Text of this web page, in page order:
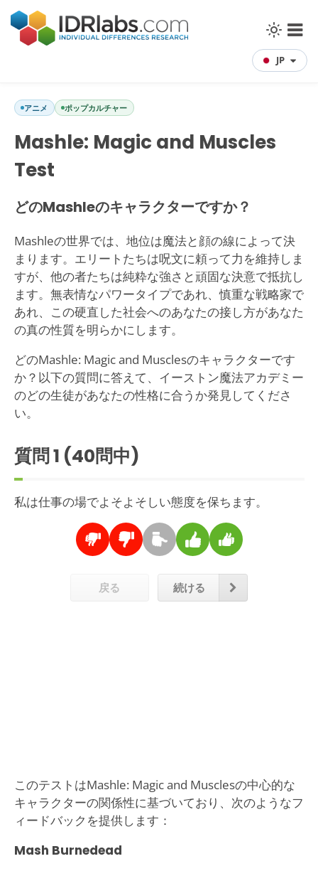
JP
アニメ ポップカルチャー
Mashle: Magic and Muscles
Test
どのMashleのキャラクターですか？
Mashleの世界では、地位は魔法と顔の線によって決
まります。エリートたちは呪文に頼って力を維持しま
すが、他の者たちは純粋な強さと頑固な決意で抵抗し
ます。無表情なパワータイプであれ、慎重な戦略家で
あれ、この硬直した社会へのあなたの接し方があなた
の真の性質を明らかにします。
どのMashle: Magic and Musclesのキャラクターです
か？以下の質問に答えて、イーストン魔法アカデミー
のどの生徒があなたの性格に合うか発見してくださ
い。
質問1 (40問中)
私は仕事の場でよそよそしい態度を保ちます。
戻る 続ける
このテストはMashle: Magic and Musclesの中心的な
キャラクターの関係性に基づいており、次のようなフ
ィードバックを提供します：
Mash Burnedead